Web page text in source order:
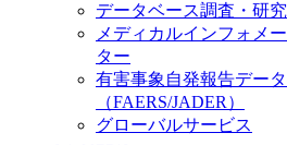
データベース調査・研究
メディカルインフォメ
ター
有害事象自発報告デー
（FAERS/JADER）
グローバルサービス